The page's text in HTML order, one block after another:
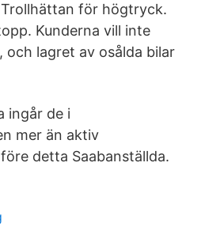
för högtryck.
Kunderna vill inte
och lagret av osålda bilar
ingår de i
mer än aktiv
detta Saabanställda.